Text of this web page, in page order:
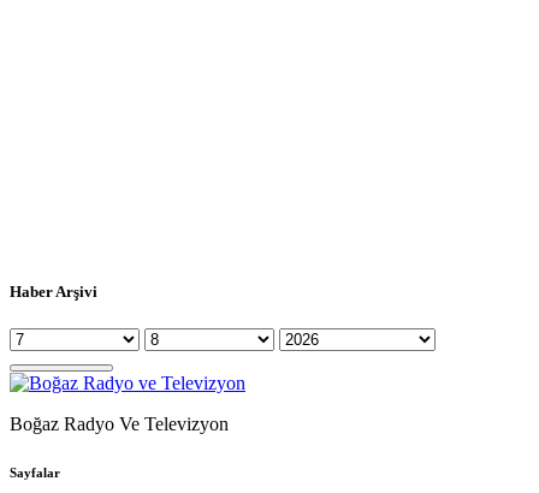
Haber Arşivi
Boğaz Radyo Ve Televizyon
Sayfalar